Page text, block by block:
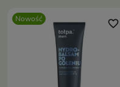
Nowość favorite_border